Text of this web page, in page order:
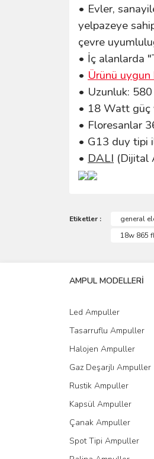
• Evler,
yelpazeye
çevre
• İç alanlarda
• Ürünü
• Uzunluk: 58
• 18 Watt güç
• Floresanlar
• G13 duy tipi
• DALI (Dijital
Görüş ve
Ürün
Bu ürüne
Etiketler : general
18w 865
AMPUL MODELLERİ
Led Ampuller
Tasarruflu Ampuller
Halojen Ampuller
Gaz Deşarjlı Ampuller
Rustik Ampuller
Kapsül Ampuller
Çanak Ampuller
Spot Tipi Ampuller